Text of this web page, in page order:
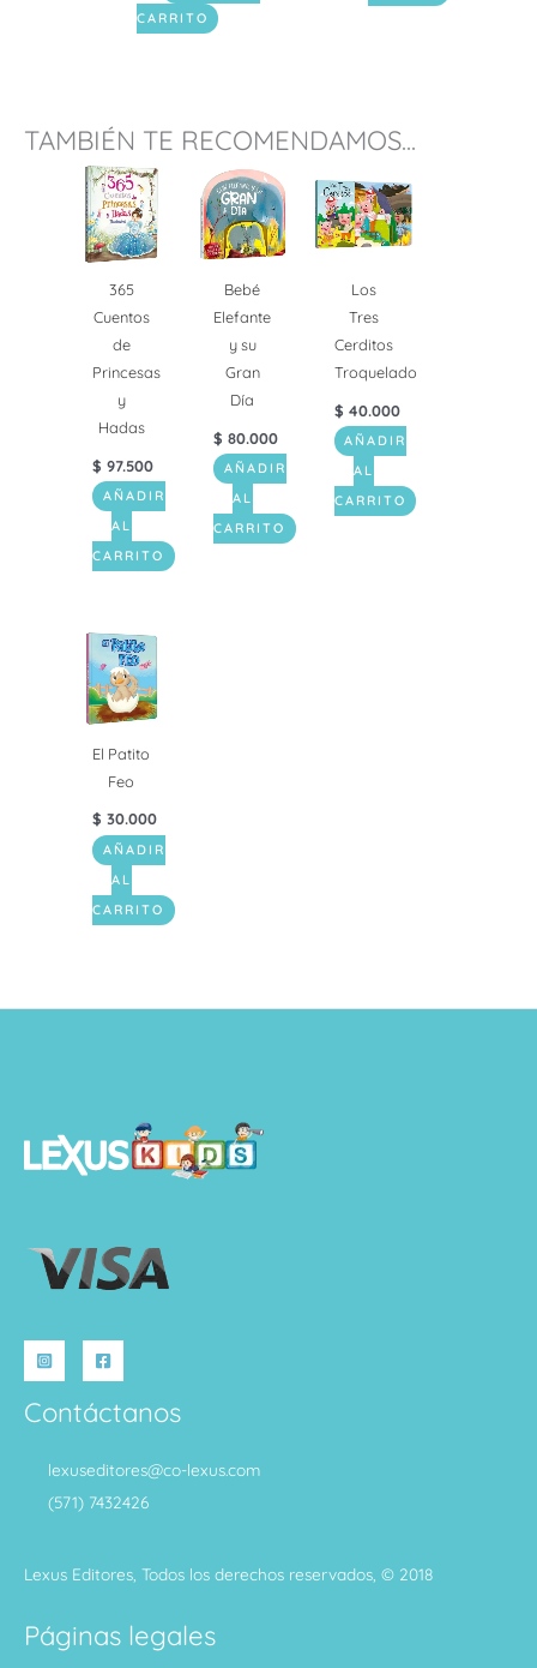
CARRITO
TAMBIÉN TE RECOMENDAMOS...
365
Cuentos
de
Princesas
y
Hadas
$ 97.500
AÑADIR
AL
CARRITO
Bebé
Elefante
y su
Gran
Día
$ 80.000
AÑADIR
AL
CARRITO
Los
Tres
Cerditos
Troquelado
$ 40.000
AÑADIR
AL
CARRITO
El Patito
Feo
$ 30.000
AÑADIR
AL
CARRITO
Contáctanos
lexuseditores@co-lexus.com
(571) 7432426
Lexus Editores, Todos los derechos reservados, © 2018
Páginas legales